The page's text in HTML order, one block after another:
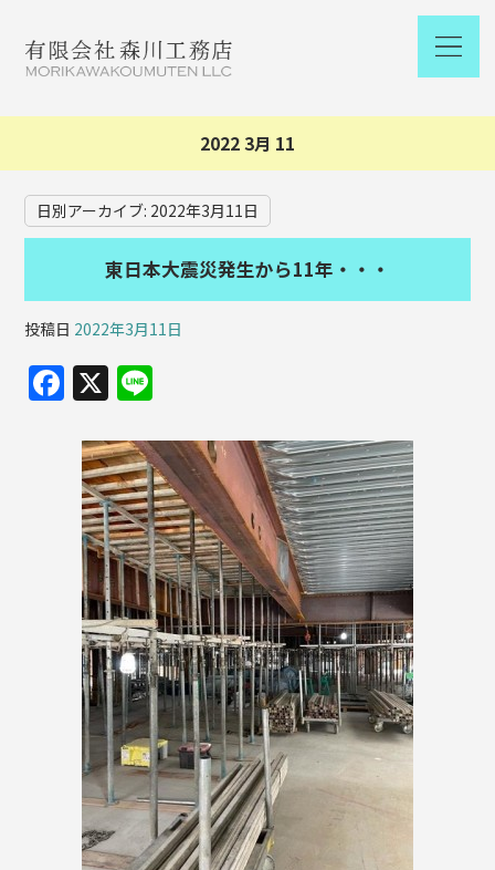
2022 3月 11
日別アーカイブ: 2022年3月11日
東日本大震災発生から11年・・・
投稿日 2022年3月11日
F
a
c
e
b
o
o
k
X
e